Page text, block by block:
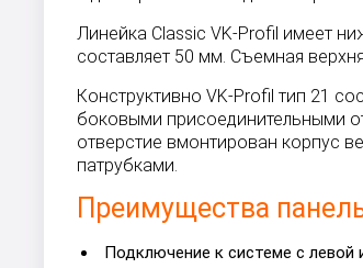
Линейка Classic VK-Profil имеет
составляет 50 мм. Съемная
Конструктивно VK-Profil тип 21
боковыми присоединительными
отверстие вмонтирован корпус
патрубками.
Преимущества
Подключение к системе с левой